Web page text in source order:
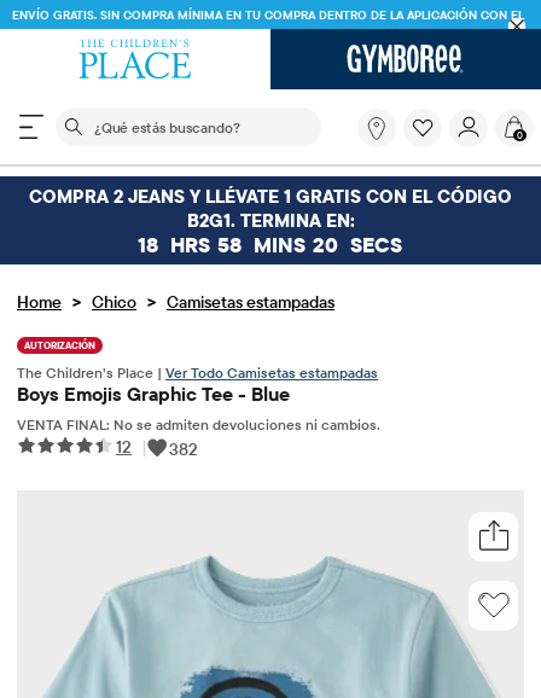
ENVÍO GRATIS. SIN COMPRA MÍNIMA EN TU COMPRA DENTRO DE LA APLICACIÓN CON EL
CÓDIGO
El siguiente campo de búsqueda filtra las
buscando?
0
COMPRA 2 JEANS Y LLÉVATE 1 GRATIS CON EL CÓDIGO
B2G1. TERMINA EN:
18 HRS 58 MINS 20 SECS
Home > Chico > Camisetas estampadas
AUTORIZACIÓN
The Children’s Place | Ver Todo Camisetas estampadas
Boys Emojis Graphic Tee - Blue
VENTA FINAL: No se admiten devoluciones ni cambios.
12 | 382